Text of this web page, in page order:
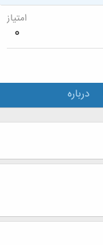
امتیاز
0
درباره